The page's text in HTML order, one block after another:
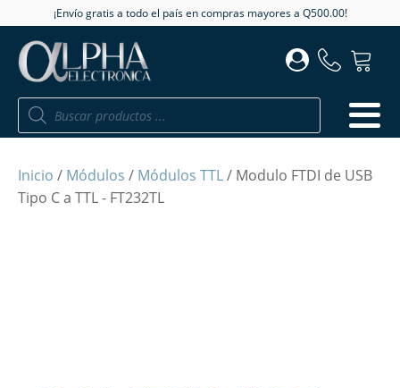
¡Envío gratis a todo el país en compras mayores a Q500.00!
Búsqueda
productos
Inicio / Módulos / Módulos TTL/ Modulo FTDI de USB
Tipo C a TTL - FT232TL